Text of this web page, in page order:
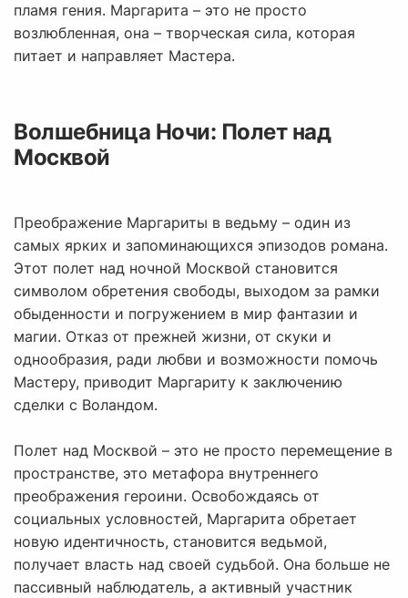
пламя гения. Маргарита – это не просто
возлюбленная, она – творческая сила, которая
питает и направляет Мастера.
Волшебница Ночи: Полет над
Москвой
Преображение Маргариты в ведьму – один из
самых ярких и запоминающихся эпизодов романа.
Этот полет над ночной Москвой становится
символом обретения свободы, выходом за рамки
обыденности и погружением в мир фантазии и
магии. Отказ от прежней жизни, от скуки и
однообразия, ради любви и возможности помочь
Мастеру, приводит Маргариту к заключению
сделки с Воландом.
Полет над Москвой – это не просто перемещение в
пространстве, это метафора внутреннего
преображения героини. Освобождаясь от
социальных условностей, Маргарита обретает
новую идентичность, становится ведьмой,
получает власть над своей судьбой. Она больше не
пассивный наблюдатель, а активный участник